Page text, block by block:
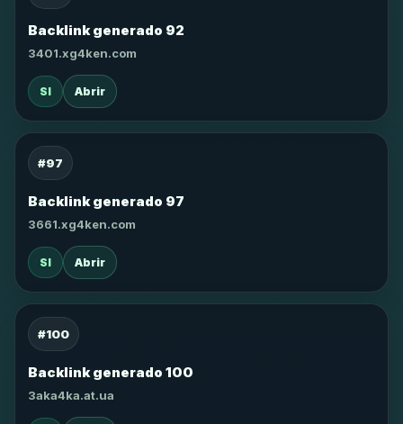
Backlink generado 92
3401.xg4ken.com
SI Abrir
#97
Backlink generado 97
3661.xg4ken.com
SI Abrir
#100
Backlink generado 100
3aka4ka.at.ua